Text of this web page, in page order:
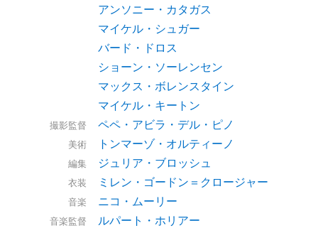
アンソニー・カタガス
マイケル・シュガー
バード・ドロス
ショーン・ソーレンセン
マックス・ボレンスタイン
マイケル・キートン
撮影監督 ペペ・アビラ・デル・ピノ
美術 トンマーゾ・オルティーノ
編集 ジュリア・ブロッシュ
衣装 ミレン・ゴードン＝クロージャー
音楽 ニコ・ムーリー
音楽監督 ルパート・ホリアー